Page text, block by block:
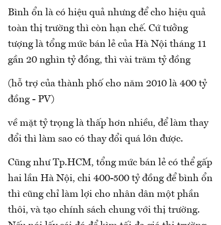
Bình ổn là có hiệu quả nhưng để cho hiệu quả
toàn thị trường thì còn hạn chế. Cứ tưởng
tượng là tổng mức bán lẻ của Hà Nội tháng 11
gần 20 nghìn tỷ đồng, thì vài trăm tỷ đồng
(hỗ trợ của thành phố cho năm 2010 là 400 tỷ
đồng - PV)
về mặt tỷ trọng là thấp hơn nhiều, để làm thay
đổi thì làm sao có thay đổi quá lớn được.
Cũng như Tp.HCM, tổng mức bán lẻ có thể gấp
hai lần Hà Nội, chi 400-500 tỷ đồng để bình ổn
thì cũng chỉ làm lợi cho nhân dân một phần
thôi, và tạo chính sách chung với thị trường.